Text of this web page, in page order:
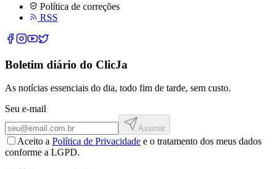
Política de correções
RSS
Boletim diário do ClicJa
As notícias essenciais do dia, todo fim de tarde, sem custo.
Seu e-mail
Assinar
Aceito a Política de Privacidade e o tratamento dos meus dados
conforme a LGPD.